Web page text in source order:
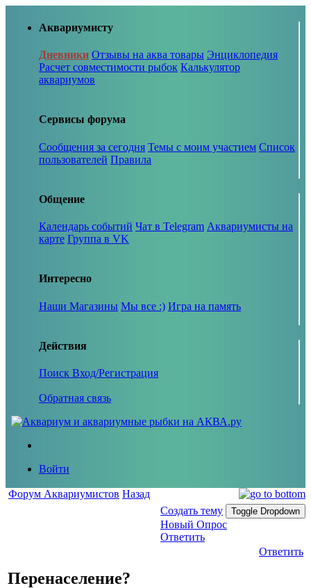
Аквариумисту
Дневники Отзывы на аква товары Энциклопедия
Расчет совместимости рыбок Калькулятор
аквариумов
Сервисы форума
Сообщения за сегодня Темы с моим участием Список
пользователей Правила
Общение
Календарь событий Чат в Telegram Аквариумисты на
карте Группа в VK
Интересно
Наши Магазины Мы все :) Игра на память
Действия
Поиск Вход/Регистрация
Обратная связь
Войти
Форум Аквариумистов Назад
Создать тему
Toggle Dropdown
Новый Опрос
Ответить
Ответить
Перенаселение?